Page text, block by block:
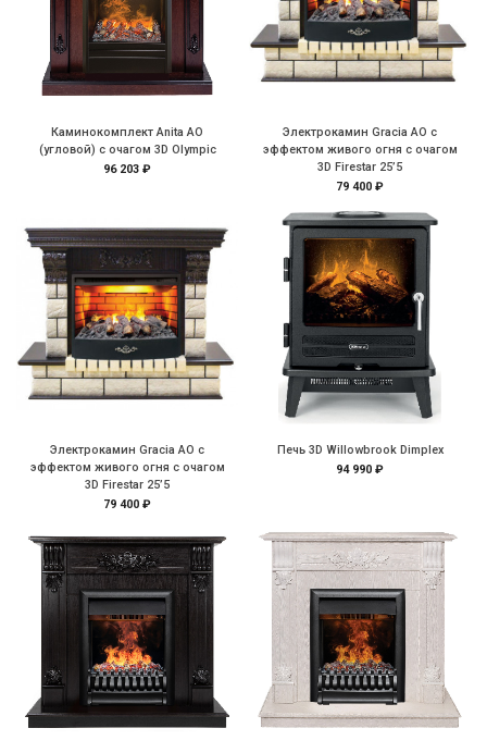
Каминокомплект Anita AO
(угловой) с очагом 3D Olympic
96 203 ₽
Электрокамин Gracia AO с
эффектом живого огня с очагом
3D Firestar 25’5
79 400 ₽
Электрокамин Gracia AO с
эффектом живого огня с очагом
3D Firestar 25’5
79 400 ₽
Печь 3D Willowbrook Dimplex
94 990 ₽